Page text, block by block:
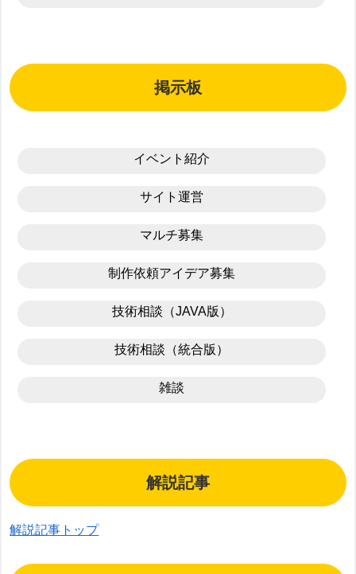
掲示板
イベント紹介
サイト運営
マルチ募集
制作依頼アイデア募集
技術相談（JAVA版）
技術相談（統合版）
雑談
解説記事
解説記事トップ